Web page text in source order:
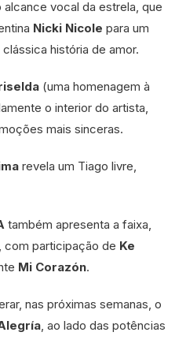
vocal da estrela, que
Nicki Nicole para um
história de amor.
(uma homenagem à
o interior do artista,
mais sinceras.
revela um Tiago livre,
também apresenta a faixa,
, com participação de Ke
Mi Corazón.
nas próximas semanas, o
, ao lado das potências